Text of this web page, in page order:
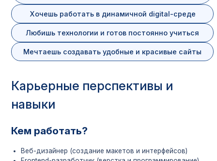
Базовое
образование для
поступления
9 или 11 классов
Аккредитация Есть. Диплом государственного
Хочешь работать в динамичной digital-среде
Любишь технологии и готов постоянно учиться
Мечтаешь создавать удобные и красивые сайты
Карьерные перспективы и
навыки
Кем работать?
Веб-дизайнер (создание макетов и интерфейсов)